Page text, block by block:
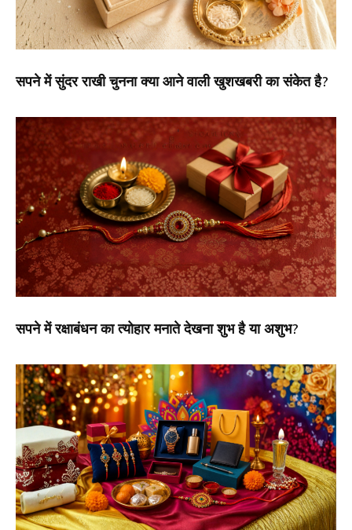
सपने में सुंदर राखी चुनना क्या आने वाली खुशखबरी का संकेत है?
सपने में रक्षाबंधन का त्योहार मनाते देखना शुभ है या अशुभ?